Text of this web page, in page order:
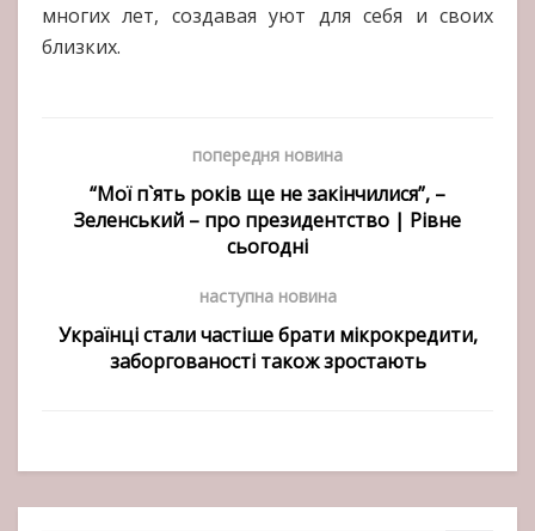
многих лет, создавая уют для себя и своих
близких.
попередня новина
“Мої п`ять років ще не закінчилися”, –
Зеленський – про президентство | Рівне
сьогодні
наступна новина
Українці стали частіше брати мікрокредити,
заборгованості також зростають